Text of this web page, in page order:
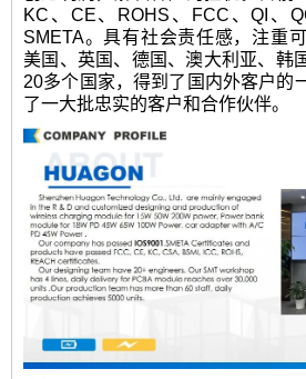
KC、CE、ROHS、FCC、QI、
SMETA。具有社会责任感，注重
美国、英国、德国、澳大利亚、韩
20多个国家，得到了国内外客户的
了一大批忠实的客户和合作伙伴。